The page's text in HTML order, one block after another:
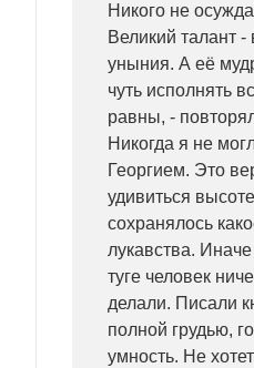
Никого не
Великий талант
уныния. А её
чуть исполнять
равны, -
Никогда я не
Георгием. Это
удивиться
сохранялось
лукавства.
туге человек
делали. Писали
полной грудью,
умность. Не